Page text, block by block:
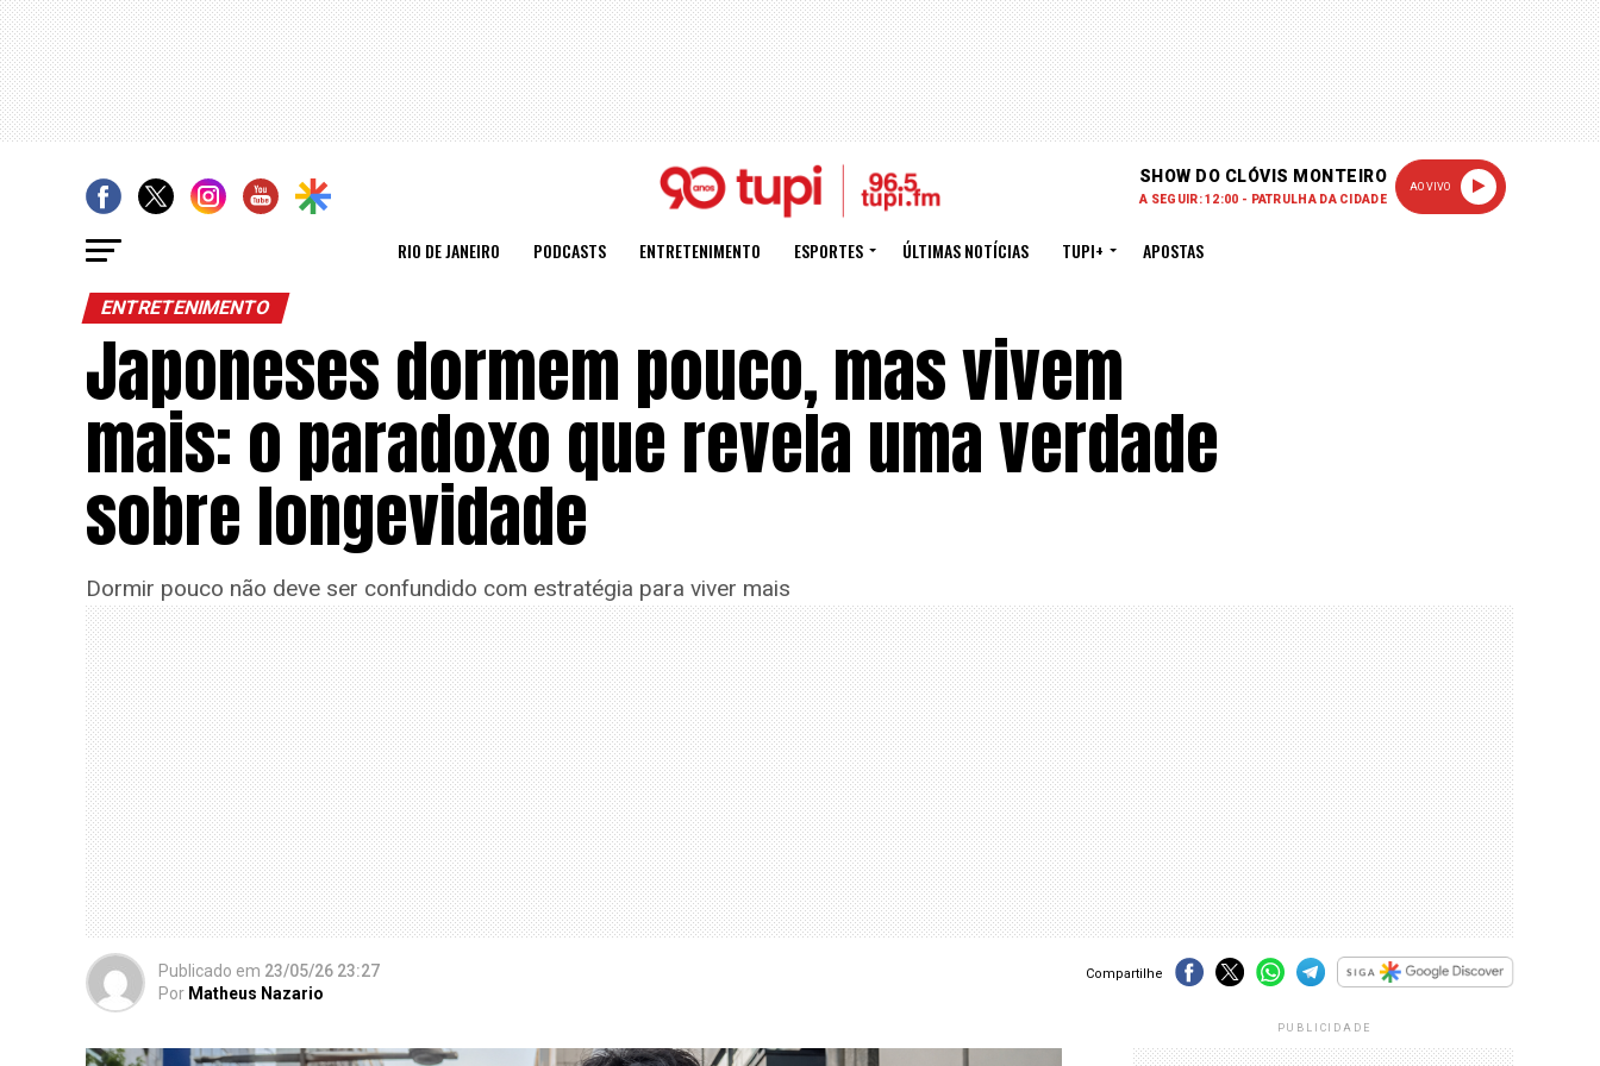
SHOW DO CLÓVIS MONTEIRO
A SEGUIR: 12:00 - PATRULHA DA CIDADE
AO VIVO
RIO DE JANEIRO PODCASTS ENTRETENIMENTO ESPORTES ÚLTIMAS NOTÍCIAS TUPI+ APOSTAS
ENTRETENIMENTO
Japoneses dormem pouco, mas vivem
mais: o paradoxo que revela uma verdade
sobre longevidade
Dormir pouco não deve ser confundido com estratégia para viver mais
Publicado em 23/05/26 23:27
Por Matheus Nazario
Compartilhe
PUBLICIDADE